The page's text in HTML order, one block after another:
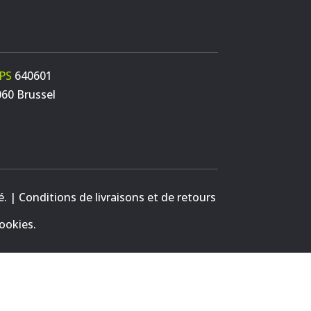
640601
Brussel
| Conditions de livraisons et de retours
.